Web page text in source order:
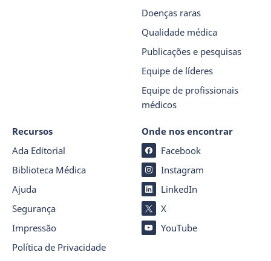
Doenças raras
Qualidade médica
Publicações e pesquisas
Equipe de líderes
Equipe de profissionais
médicos
Recursos
Ada Editorial
Biblioteca Médica
Ajuda
Segurança
Impressão
Política de Privacidade
Onde nos encontrar
Facebook
Instagram
LinkedIn
X
YouTube